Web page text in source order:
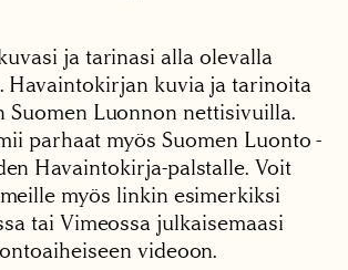
ja tarinasi alla olevalla
Havaintokirjan kuvia ja tarinoita
Suomen Luonnon nettisivuilla.
parhaat myös Suomen Luonto -
Havaintokirja-palstalle. Voit
myös linkin esimerkiksi
tai Vimeossa julkaisemaasi
videoon.